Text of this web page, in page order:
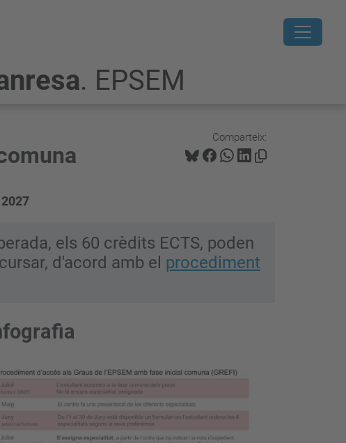
. EPSEM
Comparteix:
els 60 crèdits ECTS, poden
d'acord amb el procediment